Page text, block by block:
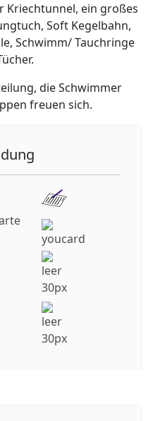
Kriechtunnel, ein großes
Soft Kegelbahn,
Schwimm/ Tauchringe
die Schwimmer
freuen sich.